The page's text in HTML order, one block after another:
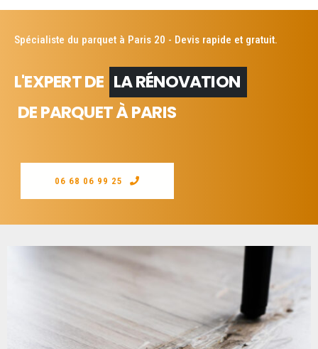
Spécialiste du parquet à Paris 20 - Devis rapide et gratuit.
L'EXPERT DE LA RÉNOVATION
DE PARQUET À PARIS
06 68 06 99 25